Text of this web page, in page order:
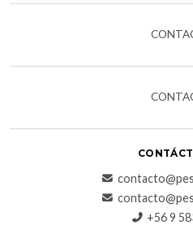
+56 9